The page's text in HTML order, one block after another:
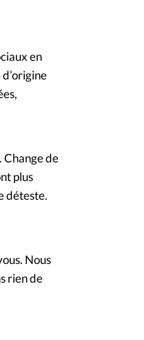
en
Change de
plus
déteste.
Nous
rien de